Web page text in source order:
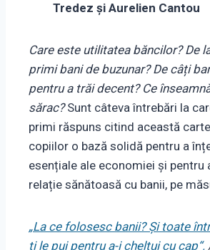
Tredez și Aurelien Cantou
Care este utilitatea băncilor? De
primi bani de buzunar? De câți
pentru a trăi decent? Ce
sărac?Sunt câteva întrebări la
primi răspuns citind această
copiilor o bază solidă pentru a
esențiale ale economiei și pentru
relație sănătoasă cu banii, pe
„La ce folosesc banii? Și toate
ți le pui pentru a-i cheltui cu cap“.